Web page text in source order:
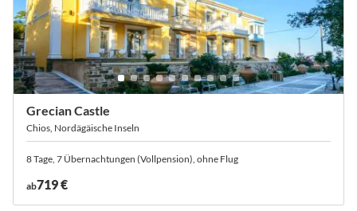
Grecian Castle
Chios, Nordägäische Inseln
8 Tage, 7 Übernachtungen (Vollpension), ohne Flug
ab719 €